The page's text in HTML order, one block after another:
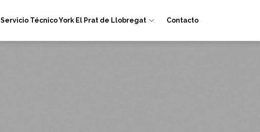
Servicio Técnico York El Prat de Llobregat Contacto